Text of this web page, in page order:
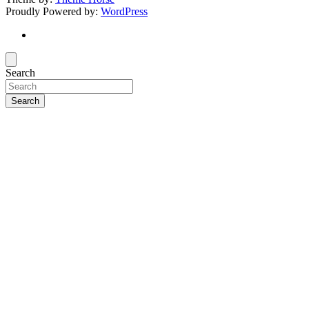
Proudly Powered by: WordPress
Search
Search